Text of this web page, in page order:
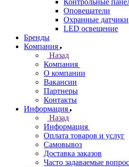
Контрольные
Оповещатели
Охранные датчики
LED освещение
Бренды
Компания
Назад
Компания
О компании
Вакансии
Партнеры
Контакты
Информация
Назад
Информация
Оплата товаров и услуг
Самовывоз
Доставка заказов
Часто задаваемые